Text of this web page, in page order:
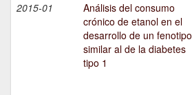
2015-01
Análisis del consumo
crónico de etanol en el
desarrollo de un fenotipo
similar al de la diabetes
tipo 1